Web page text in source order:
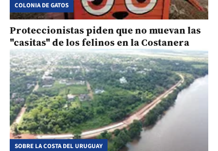
COLONIA DE GATOS
Proteccionistas piden que no muevan las
"casitas" de los felinos en la Costanera
SOBRE LA COSTA DEL URUGUAY